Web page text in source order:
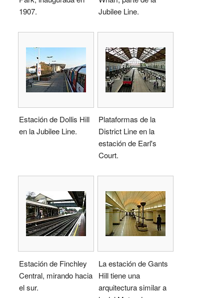
1907.
Jubilee Line.
Estación de Dollis Hill
en la Jubilee Line.
Plataformas de la
District Line en la
estación de Earl's
Court.
Estación de Finchley
Central, mirando hacia
el sur.
La estación de Gants
Hill tiene una
arquitectura similar a